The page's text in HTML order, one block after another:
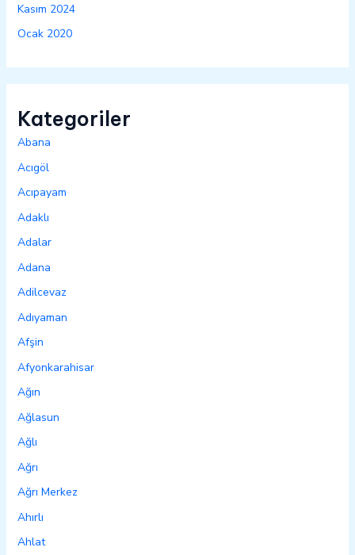
Kasım 2024
Ocak 2020
Kategoriler
Abana
Acıgöl
Acıpayam
Adaklı
Adalar
Adana
Adilcevaz
Adıyaman
Afşin
Afyonkarahisar
Ağın
Ağlasun
Ağlı
Ağrı
Ağrı Merkez
Ahırlı
Ahlat